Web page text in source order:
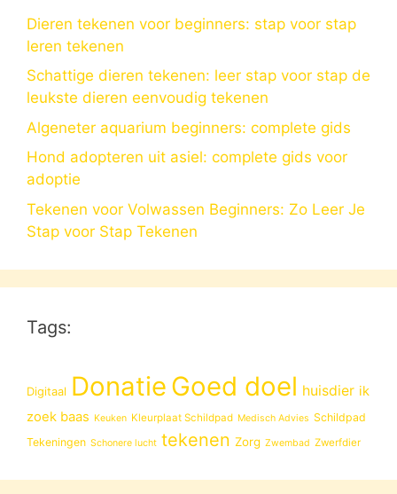
Dieren tekenen voor beginners: stap voor stap
leren tekenen
Schattige dieren tekenen: leer stap voor stap de
leukste dieren eenvoudig tekenen
Algeneter aquarium beginners: complete gids
Hond adopteren uit asiel: complete gids voor
adoptie
Tekenen voor Volwassen Beginners: Zo Leer Je
Stap voor Stap Tekenen
Tags:
Digitaal Donatie Goed doel huisdier ik
zoek baas Keuken Kleurplaat Schildpad Medisch Advies Schildpad
Tekeningen Schonere lucht tekenen Zorg Zwembad Zwerfdier